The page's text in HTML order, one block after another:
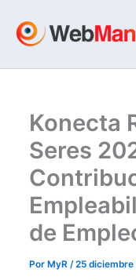
contenido
Konecta
Seres
de
Por MyR/25 diciembre